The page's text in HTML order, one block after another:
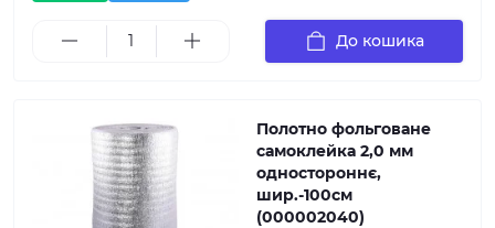
До кошика
Полотно фольговане
самоклейка 2,0 мм
одностороннє,
шир.-100см
(000002040)